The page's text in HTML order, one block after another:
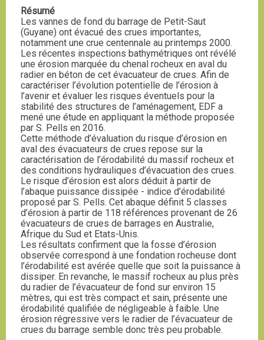
Résumé
Les vannes de fond du barrage de Petit-Saut
(Guyane) ont évacué des crues importantes,
notamment une crue centennale au printemps 2000.
Les récentes inspections bathymétriques ont révélé
une érosion marquée du chenal rocheux en aval du
radier en béton de cet évacuateur de crues. Afin de
caractériser l’évolution potentielle de l’érosion à
l’avenir et évaluer les risques éventuels pour la
stabilité des structures de l’aménagement, EDF a
mené une étude en appliquant la méthode proposée
par S. Pells en 2016.
Cette méthode d’évaluation du risque d’érosion en
aval des évacuateurs de crues repose sur la
caractérisation de l’érodabilité du massif rocheux et
des conditions hydrauliques d’évacuation des crues.
Le risque d’érosion est alors déduit à partir de
l’abaque puissance dissipée - indice d’érodabilité
proposé par S. Pells. Cet abaque définit 5 classes
d’érosion à partir de 118 références provenant de 26
évacuateurs de crues de barrages en Australie,
Afrique du Sud et Etats-Unis.
Les résultats confirment que la fosse d’érosion
observée correspond à une fondation rocheuse dont
l’érodabilité est avérée quelle que soit la puissance à
dissiper. En revanche, le massif rocheux au plus près
du radier de l’évacuateur de fond sur environ 15
mètres, qui est très compact et sain, présente une
érodabilité qualifiée de négligeable à faible. Une
érosion régressive vers le radier de l’évacuateur de
crues du barrage semble donc très peu probable.